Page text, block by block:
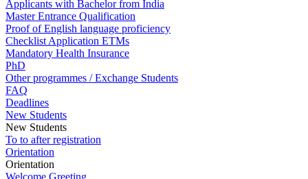
Applicants with Bachelor from India
Master Entrance Qualification
Proof of English language proficiency
Checklist Application ETMs
Mandatory Health Insurance
PhD
Other programmes / Exchange Students
FAQ
Deadlines
New Students
New Students
To to after registration
Orientation
Orientation
Welcome Greeting